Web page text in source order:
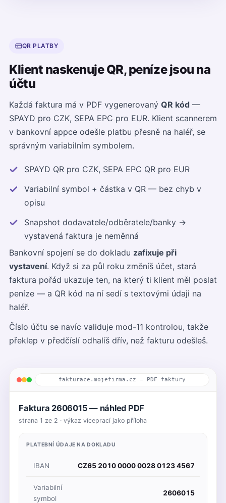
QR PLATBY
Klient naskenuje QR, peníze jsou na
účtu
Každá faktura má v PDF vygenerovaný QR kód —
SPAYD pro CZK, SEPA EPC pro EUR. Klient scannerem
v bankovní appce odešle platbu přesně na haléř, se
správným variabilním symbolem.
SPAYD QR pro CZK, SEPA EPC QR pro EUR
Variabilní symbol + částka v QR — bez chyb v
opisu
Snapshot dodavatele/odběratele/banky →
vystavená faktura je neměnná
Bankovní spojení se do dokladu zafixuje při
vystavení. Když si za půl roku změníš účet, stará
faktura pořád ukazuje ten, na který ti klient měl poslat
peníze — a QR kód na ní sedí s textovými údaji na
haléř.
Číslo účtu se navíc validuje mod-11 kontrolou, takže
překlep v předčíslí odhalíš dřív, než fakturu odešleš.
fakturace.mojefirma.cz — PDF faktury
Faktura 2606015 — náhled PDF
strana 1 ze 2 · výkaz víceprací jako příloha
PLATEBNÍ ÚDAJE NA DOKLADU
IBAN CZ65 2010 0000 0028 0123 4567
Variabilní
symbol
2606015